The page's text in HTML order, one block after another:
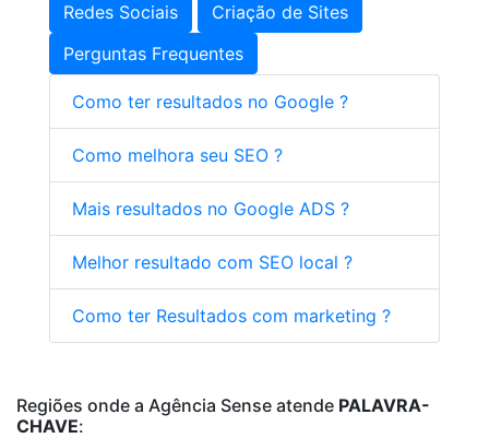
Redes Sociais
Criação de Sites
Perguntas Frequentes
Como ter resultados no Google ?
Como melhora seu SEO ?
Mais resultados no Google ADS ?
Melhor resultado com SEO local ?
Como ter Resultados com marketing ?
Regiões onde a Agência Sense atende PALAVRA-
CHAVE: